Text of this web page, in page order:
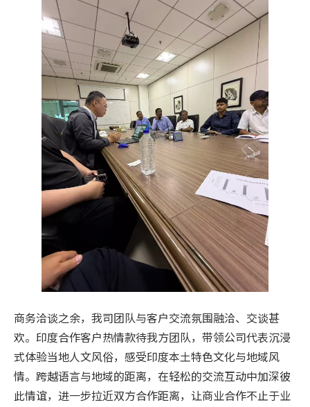
商务洽谈之余，我司团队与客户交流氛围融洽、交谈甚
欢。印度合作客户热情款待我方团队，带领公司代表沉浸
式体验当地人文风俗，感受印度本土特色文化与地域风
情。跨越语言与地域的距离，在轻松的交流互动中加深彼
此情谊，进一步拉近双方合作距离，让商业合作不止于业